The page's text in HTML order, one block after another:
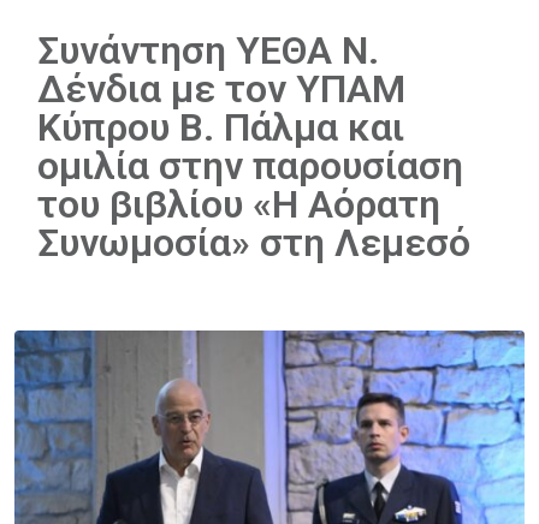
Συνάντηση ΥΕΘΑ Ν.
Δένδια με τον ΥΠΑΜ
Κύπρου Β. Πάλμα και
ομιλία στην παρουσίαση
του βιβλίου «Η Αόρατη
Συνωμοσία» στη Λεμεσό